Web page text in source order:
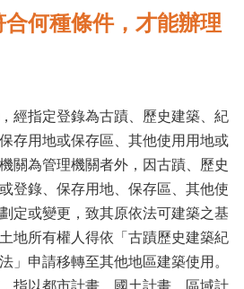
何種條件，才能辦理
經指定登錄為古蹟、歷史建築、紀
存用地或保存區、其他使用用地或
關為管理機關者外，因古蹟、歷史
登錄、保存用地、保存區、其他使
定或變更，致其原依法可建築之基
地所有權人得依「古蹟歷史建築紀
」申請移轉至其他地區建築使用。
指以都市計畫、國土計畫、區域計